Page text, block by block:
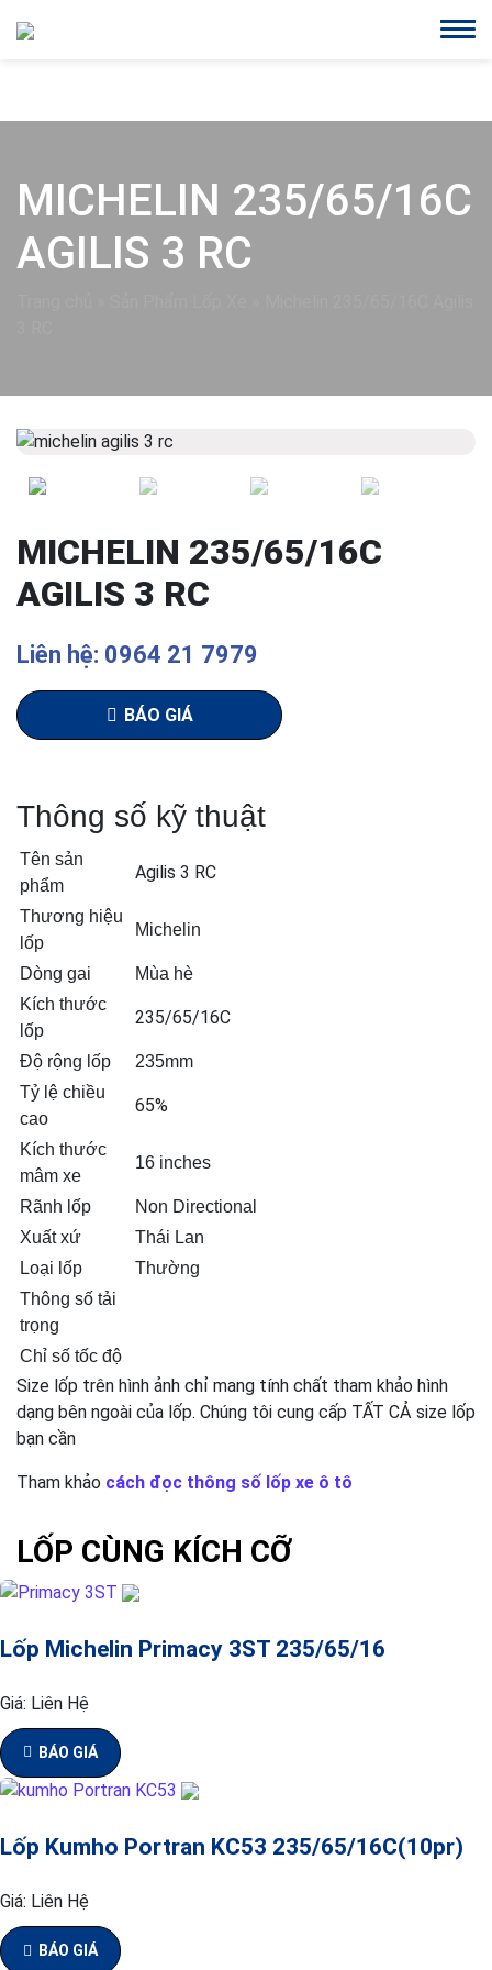
MICHELIN 235/65/16C
AGILIS 3 RC
MICHELIN 235/65/16C
AGILIS 3 RC
Liên hệ: 0964 21 7979
BÁO GIÁ
Thông số kỹ thuật
Tên sản
phẩm
Agilis 3 RC
Thương hiệu
lốp
Michelin
Dòng gai
Mùa hè
Kích thước
lốp
235/65/16C
Độ rộng lốp
235mm
Tỷ lệ chiều
cao
65%
Kích thước
mâm xe
16 inches
Rãnh lốp
Non Directional
Xuất xứ
Thái Lan
Loại lốp
Thường
Thông số tải
trọng
Chỉ số tốc độ
Size lốp trên hình ảnh chỉ mang tính chất tham khảo hình
dạng bên ngoài của lốp. Chúng tôi cung cấp TẤT CẢ size lốp
bạn cần
Tham khảo cách đọc thông số lốp xe ô tô
LỐP CÙNG KÍCH CỠ
Lốp Michelin Primacy 3ST 235/65/16
Giá: Liên Hệ
BÁO GIÁ
Lốp Kumho Portran KC53 235/65/16C(10pr)
Giá: Liên Hệ
BÁO GIÁ